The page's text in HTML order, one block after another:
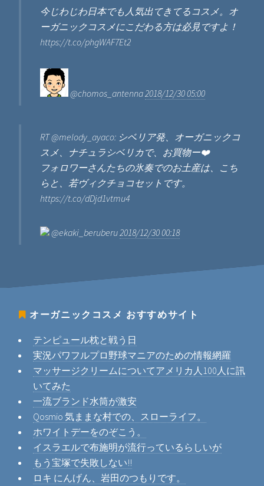
今じわじわ日本でも人気出てきてるコスメ。オ
ーガニックコスメにこだわる方は必見ですよ！
https://t.co/phgWAF7Et2
@chomos_antenna 2018/12/30 05:00
RT @melody_ayaco: シベリア発、オーガニックコ
スメ、ナチュラシベリカで、お買物ー❤️
フォロワーさんたちの氷奏でのお土産は、こち
らと、若ヴィクチョコセットです。
https://t.co/dDjd1vtmu4
@ekaki_beruberu 2018/12/30 00:18
オーガニックコスメ おすすめサイト
テンピュール枕と戦う日
実況パワフルプロ野球マニアのための情報網羅
マッサージクリームについてアメリカ人100人に訊
いてみた
一流ブランド水筒が激安
Qosmio 気ままな村での、スローライフ。
ホワイトデーをのぞこう。
イスラエルで布施明が流行っているらしいが
もう宝塚で失敗しない!!
ロキ にんげん、岩田のつもりです。